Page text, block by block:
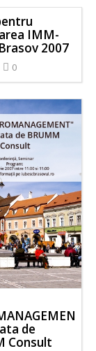
IMM-
2007
0
de
Consult